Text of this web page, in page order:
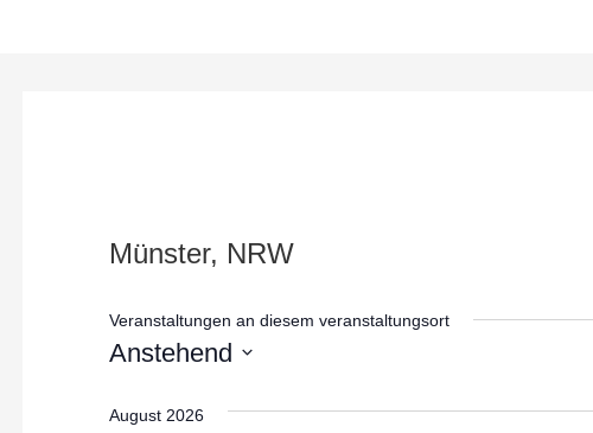
Münster, NRW
Veranstaltungen an diesem veranstaltungsort
Anstehend
a
August 2026